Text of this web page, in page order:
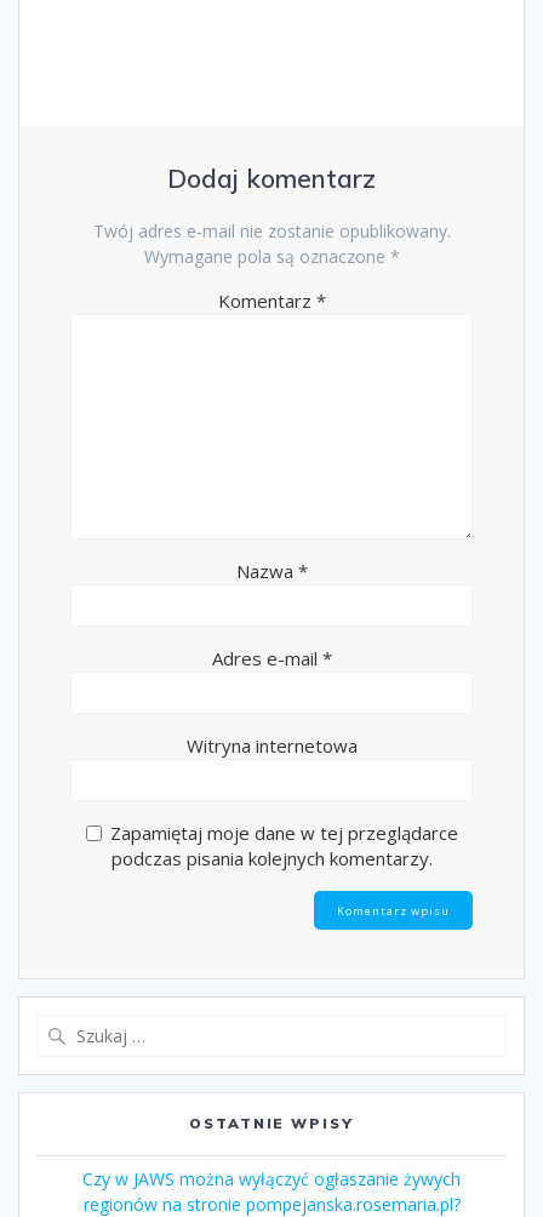
Dodaj komentarz
Twój adres e-mail nie zostanie opublikowany.
Wymagane pola są oznaczone *
Komentarz *
Nazwa *
Adres e-mail *
Witryna internetowa
Zapamiętaj moje dane w tej przeglądarce
podczas pisania kolejnych komentarzy.
OSTATNIE WPISY
Czy w JAWS można wyłączyć ogłaszanie żywych
regionów na stronie pompejanska.rosemaria.pl?